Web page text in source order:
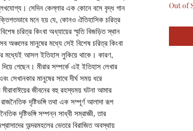
সেদিন কেল্লার এক কোনে বসে বৃদ্ধ গান
মনে হয় যে, কোনও ঐতিহাসিক চরিত্র
চরিত্র কিংবা অধ্যায়ের স্মৃতি বিজড়িত স্থান
মানুষের মধ্যে সেই বিশেষ চরিত্র কিংবা
মধ্যেই আসল ইতিহাস লুকিয়ে থাকে। কারণ,
গেছেন। মীরার সম্পর্কে এই ইতিহাস লেখার
সেখানকার মানুষের সাথে দীর্ঘ সময় ধরে
জীবনের বহু রহস্যময় ঘটনা আমার
দৃষ্টিভঙ্গি তথা এক সম্পূর্ণ আলাদা রূপ
দৃষ্টিভঙ্গি সম্পন্ন সাধ্বী সম্রাজ্ঞী, তার
অন্দরমহলের ভেতরে বিরাজিত অবস্থায়
Out of